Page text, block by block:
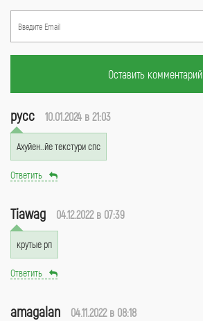
Оставить комментарий
русс 10.01.2024 в 21:03
Ахуйен..йе текстури спс
Ответить
Tiawag 04.12.2022 в 07:39
крутые рп
Ответить
amagalan 04.11.2022 в 08:18